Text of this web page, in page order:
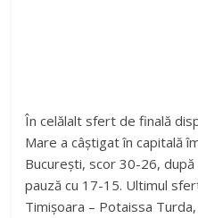
În celălalt sfert de finală
Mare a câștigat în capitală
București, scor 30-26,
pauză cu 17-15. Ultimul
Timișoara – Potaissa